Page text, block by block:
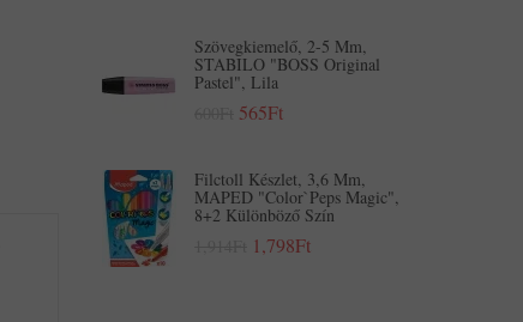
Szövegkiemelő, 2-5 Mm,
STABILO "BOSS Original
Pastel", Lila
565Ft
Filctoll Készlet, 3,6 Mm,
MAPED "Color`Peps Magic",
8+2 Különböző Szín
1,798Ft